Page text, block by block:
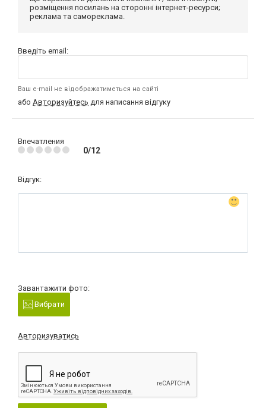
розміщення посилань на сторонні інтернет-ресурси;
реклама та самореклама.
Введіть email:
Ваш e-mail не відображатиметься на сайті
або Авторизуйтесь для написання відгуку
Впечатления
0/12
Відгук:
Завантажити фото:
Вибрати
Авторизуватись